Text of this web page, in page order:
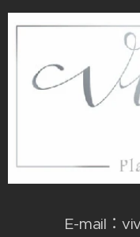
E-mail：